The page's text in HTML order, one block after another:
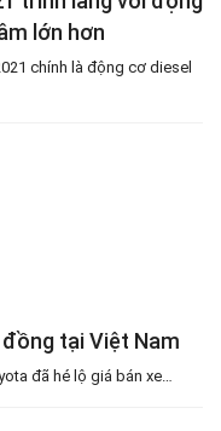
lớn hơn
chính là động cơ diesel
tại Việt Nam
đã hé lộ giá bán xe…